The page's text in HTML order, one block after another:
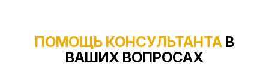
ПОМОЩЬ КОНСУЛЬТАНТА В
ВАШИХ ВОПРОСАХ